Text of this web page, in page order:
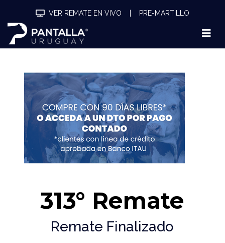
VER REMATE EN VIVO PRE-MARTILLO
313° Remate
Remate Finalizado